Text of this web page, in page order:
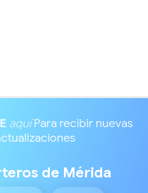
aquíPara recibir nuevas
de Mérida